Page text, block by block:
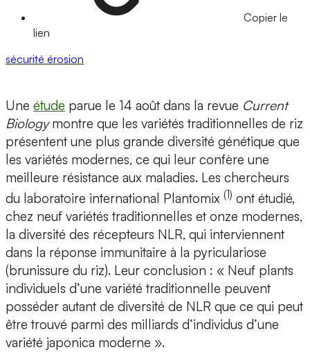
Copier le
lien
sécurité érosion
Une étude parue le 14 août dans la revue Current
Biologymontre que les variétés traditionnelles de riz
présentent une plus grande diversité génétique que
les variétés modernes, ce qui leur confère une
meilleure résistance aux maladies. Les chercheurs
du laboratoire international Plantomix (1) ont étudié,
chez neuf variétés traditionnelles et onze modernes,
la diversité des récepteurs NLR, qui interviennent
dans la réponse immunitaire à la pyriculariose
(brunissure du riz). Leur conclusion : « Neuf plants
individuels d’une variété traditionnelle peuvent
posséder autant de diversité de NLR que ce qui peut
être trouvé parmi des milliards d’individus d’une
variété japonica moderne ».